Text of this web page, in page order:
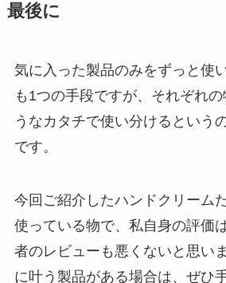
最後に
気に入った製品のみをずっと使
も1つの手段ですが、それぞれ
うなカタチで使い分けるという
です。
今回ご紹介したハンドクリーム
使っている物で、私自身の評価
者のレビューも悪くないと思い
に叶う製品がある場合は、ぜひ